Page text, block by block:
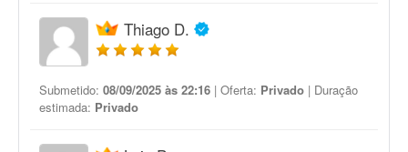
Thiago D.
Submetido: 08/09/2025 às 22:16 | Oferta: Privado | Duração
estimada: Privado